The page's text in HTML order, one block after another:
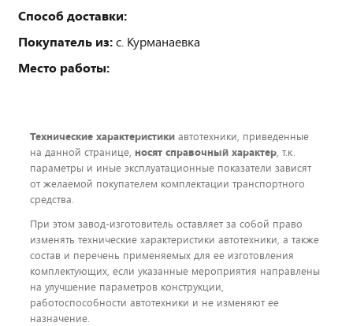
Способ доставки:
Покупатель из:с. Курманаевка
Место работы:
Технические характеристики автотехники, приведенные
на данной странице, носят справочный характер, т.к.
параметры и иные эксплуатационные показатели зависят
от желаемой покупателем комплектации транспортного
средства.
При этом завод-изготовитель оставляет за собой право
изменять технические характеристики автотехники, а также
состав и перечень применяемых для ее изготовления
комплектующих, если указанные мероприятия направлены
на улучшение параметров конструкции,
работоспособности автотехники и не изменяют ее
назначение.